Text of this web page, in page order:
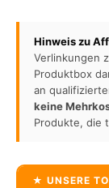
Hinweis zu
Verlinkungen
Produktbox
an
keine
Produkte, die
★ UNSERE